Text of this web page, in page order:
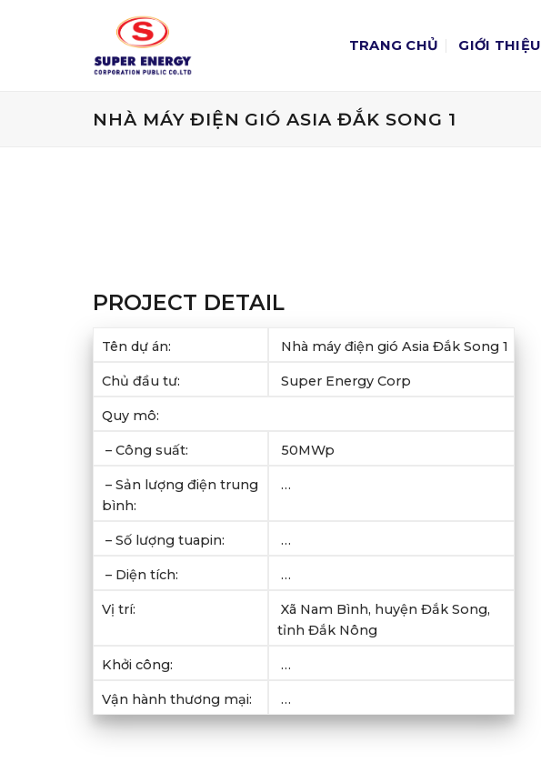
TRANG CHỦ GIỚI THIỆU
NHÀ MÁY ĐIỆN GIÓ ASIA ĐẮK SONG 1
PROJECT DETAIL
Tên dự án: Nhà máy điện gió Asia Đắk Song 1
Chủ đầu tư: Super Energy Corp
Quy mô:
– Công suất: 50MWp
– Sản lượng điện trung
bình:
…
– Số lượng tuapin: …
– Diện tích: …
Vị trí:
Xã Nam Bình, huyện Đắk Song,
tỉnh Đắk Nông
Khởi công: …
Vận hành thương mại: …